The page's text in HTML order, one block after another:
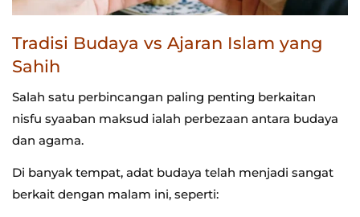
Tradisi Budaya vs Ajaran Islam yang
Sahih
Salah satu perbincangan paling penting berkaitan
nisfu syaaban maksud ialah perbezaan antara budaya
dan agama.
Di banyak tempat, adat budaya telah menjadi sangat
berkait dengan malam ini, seperti: